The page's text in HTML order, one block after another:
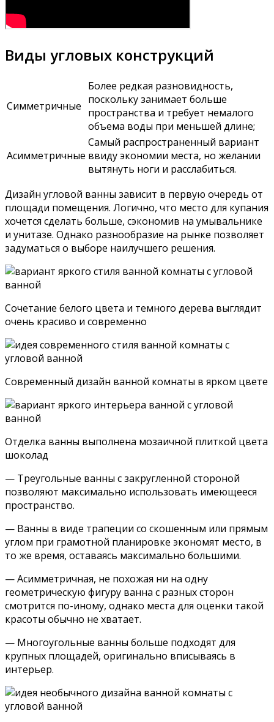
Виды угловых конструкций
Симметричные
Более редкая разновидность,
поскольку занимает больше
пространства и требует немалого
объема воды при меньшей длине;
Асимметричные
Самый распространенный вариант
ввиду экономии места, но желании
вытянуть ноги и расслабиться.
Дизайн угловой ванны зависит в первую очередь от
площади помещения. Логично, что место для купания
хочется сделать больше, сэкономив на умывальнике
и унитазе. Однако разнообразие на рынке позволяет
задуматься о выборе наилучшего решения.
Сочетание белого цвета и темного дерева выглядит
очень красиво и современно
Современный дизайн ванной комнаты в ярком цвете
Отделка ванны выполнена мозаичной плиткой цвета
шоколад
— Треугольные ванны с закругленной стороной
позволяют максимально использовать имеющееся
пространство.
— Ванны в виде трапеции со скошенным или прямым
углом при грамотной планировке экономят место, в
то же время, оставаясь максимально большими.
— Асимметричная, не похожая ни на одну
геометрическую фигуру ванна с разных сторон
смотрится по-иному, однако места для оценки такой
красоты обычно не хватает.
— Многоугольные ванны больше подходят для
крупных площадей, оригинально вписываясь в
интерьер.